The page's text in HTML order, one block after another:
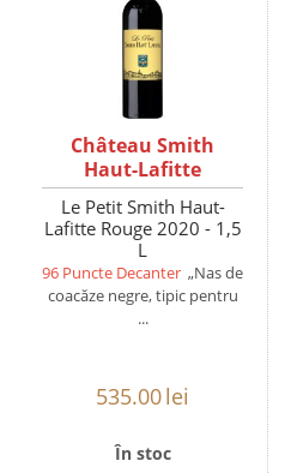
Château Smith
Haut-Lafitte
Le Petit Smith Haut-
Lafitte Rouge 2020 - 1,5
L
96 Puncte Decanter „Nas de
coacăze negre, tipic pentru
...
535.00lei
În stoc